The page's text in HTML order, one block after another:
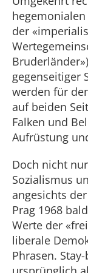
der
gegenseitiger
werden für
auf beiden
Falken und
Aufrüstung
Doch nicht
Sozialismus
angesichts
Prag 1968
Werte der
liberale
Phrasen.